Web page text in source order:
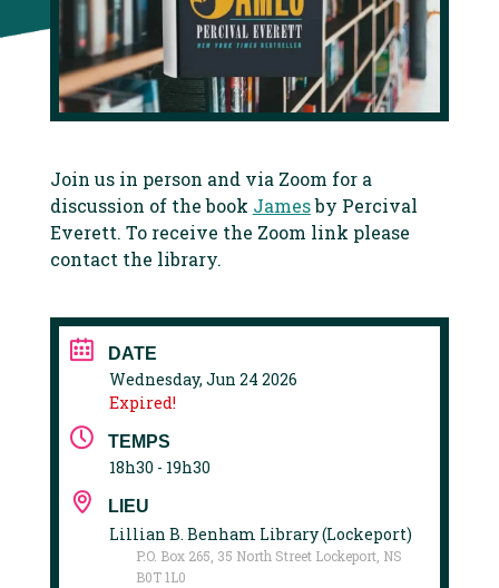
Join us in person and via Zoom for a
discussion of the book Jamesby Percival
Everett. To receive the Zoom link please
contact the library.
DATE
Wednesday, Jun 24 2026
Expired!
TEMPS
18h30 - 19h30
LIEU
Lillian B. Benham Library (Lockeport)
P.O. Box 265, 35 North Street Lockeport, NS
B0T 1L0